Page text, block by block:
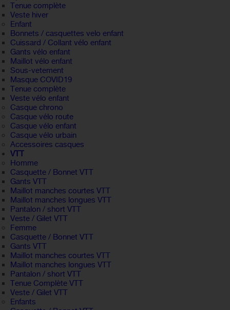
Tenue complète
Veste hiver
Enfant
Bonnets / casquettes velo enfant
Cuissard / Collant vélo enfant
Gants vélo enfant
Maillot vélo enfant
Sous-vetement
Masque COVID19
Tenue complète
Veste vélo enfant
Casque chrono
Casque vélo route
Casque vélo enfant
Casque vélo urbain
Accessoires casques
VTT
Homme
Casquette / Bonnet VTT
Gants VTT
Maillot manches courtes VTT
Maillot manches longues VTT
Pantalon / short VTT
Veste / Gilet VTT
Femme
Casquette / Bonnet VTT
Gants VTT
Maillot manches courtes VTT
Maillot manches longues VTT
Pantalon / short VTT
Tenue Complète VTT
Veste / Gilet VTT
Enfants